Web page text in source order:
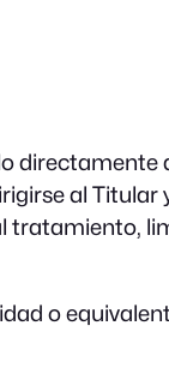
directamente
al Titular
tratamiento,
o